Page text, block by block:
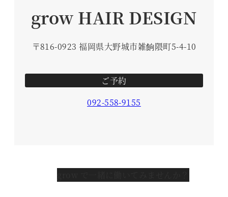
grow HAIR DESIGN
〒816-0923 福岡県大野城市雑餉隈町5-4-10
ご予約
092-558-9155